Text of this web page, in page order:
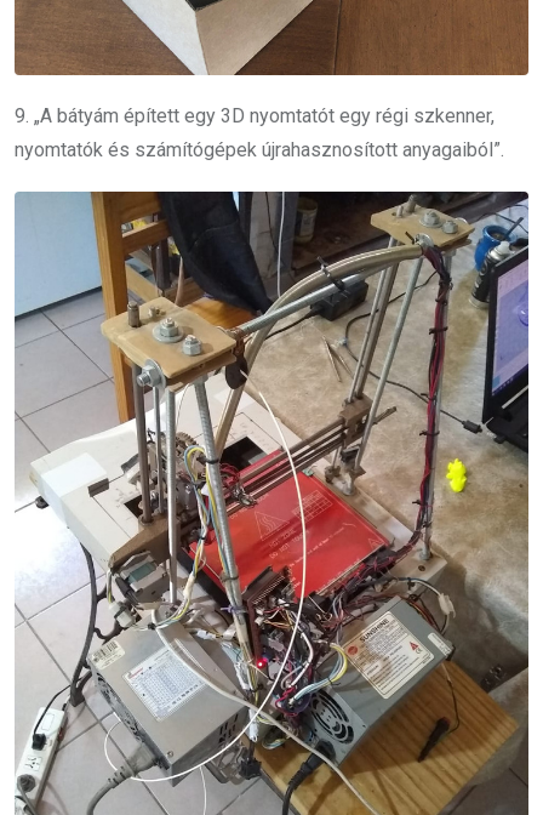
9. „A bátyám épített egy 3D nyomtatót egy régi szkenner,
nyomtatók és számítógépek újrahasznosított anyagaiból”.